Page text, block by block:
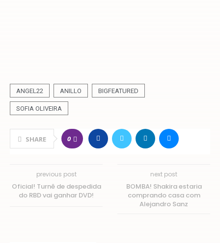
ANGEL22 ANILLO BIGFEATURED
SOFIA OLIVEIRA
SHARE 0
previous post
Oficial! Turnê de despedida
do RBD vai ganhar DVD!
next post
BOMBA! Shakira estaria
comprando casa com
Alejandro Sanz